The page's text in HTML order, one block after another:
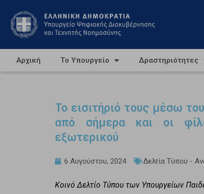
Αρχική Το Υπουργείο Δραστηριότητες
Το εισιτήριό τους μέσω
από σήμερα και οι
εξωτερικού
6 Αυγούστου, 2024 Δελτία Τύπου -
Κοινό Δελτίο Τύπου των Υπουργείων